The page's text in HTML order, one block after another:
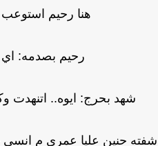
هنا رحيم استوعب
رحيم بصدمه: اي
شهد بحرج: ايوه.. اتنهدت
حنين عليا عمري م انسي